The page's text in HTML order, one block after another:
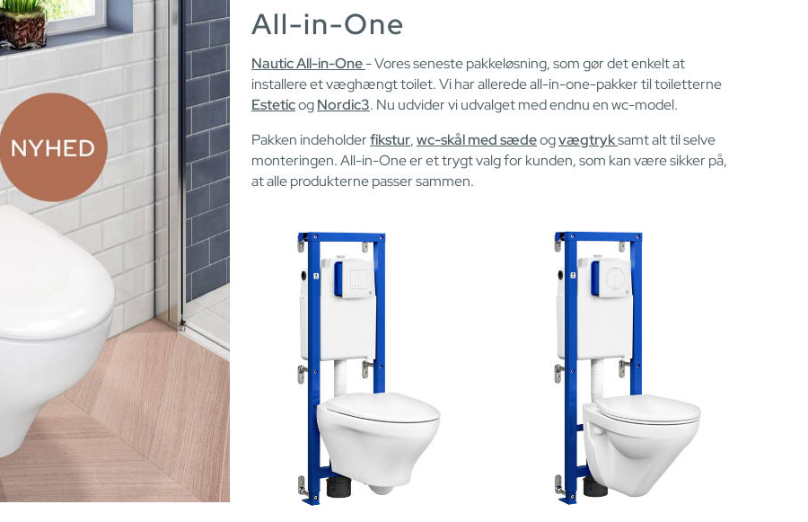
All-in-One
Nautic All-in-One- Vores seneste pakkeløsning, som gør det enkelt at
installere et væghængt toilet. Vi har allerede all-in-one-pakker til toiletterne
EsteticogNordic3. Nu udvider vi udvalget med endnu en wc-model.
Pakken indeholderfikstur,wc-skål med sædeogvægtryksamt alt til selve
monteringen. All-in-One er et trygt valg for kunden, som kan være sikker på,
at alle produkterne passer sammen.